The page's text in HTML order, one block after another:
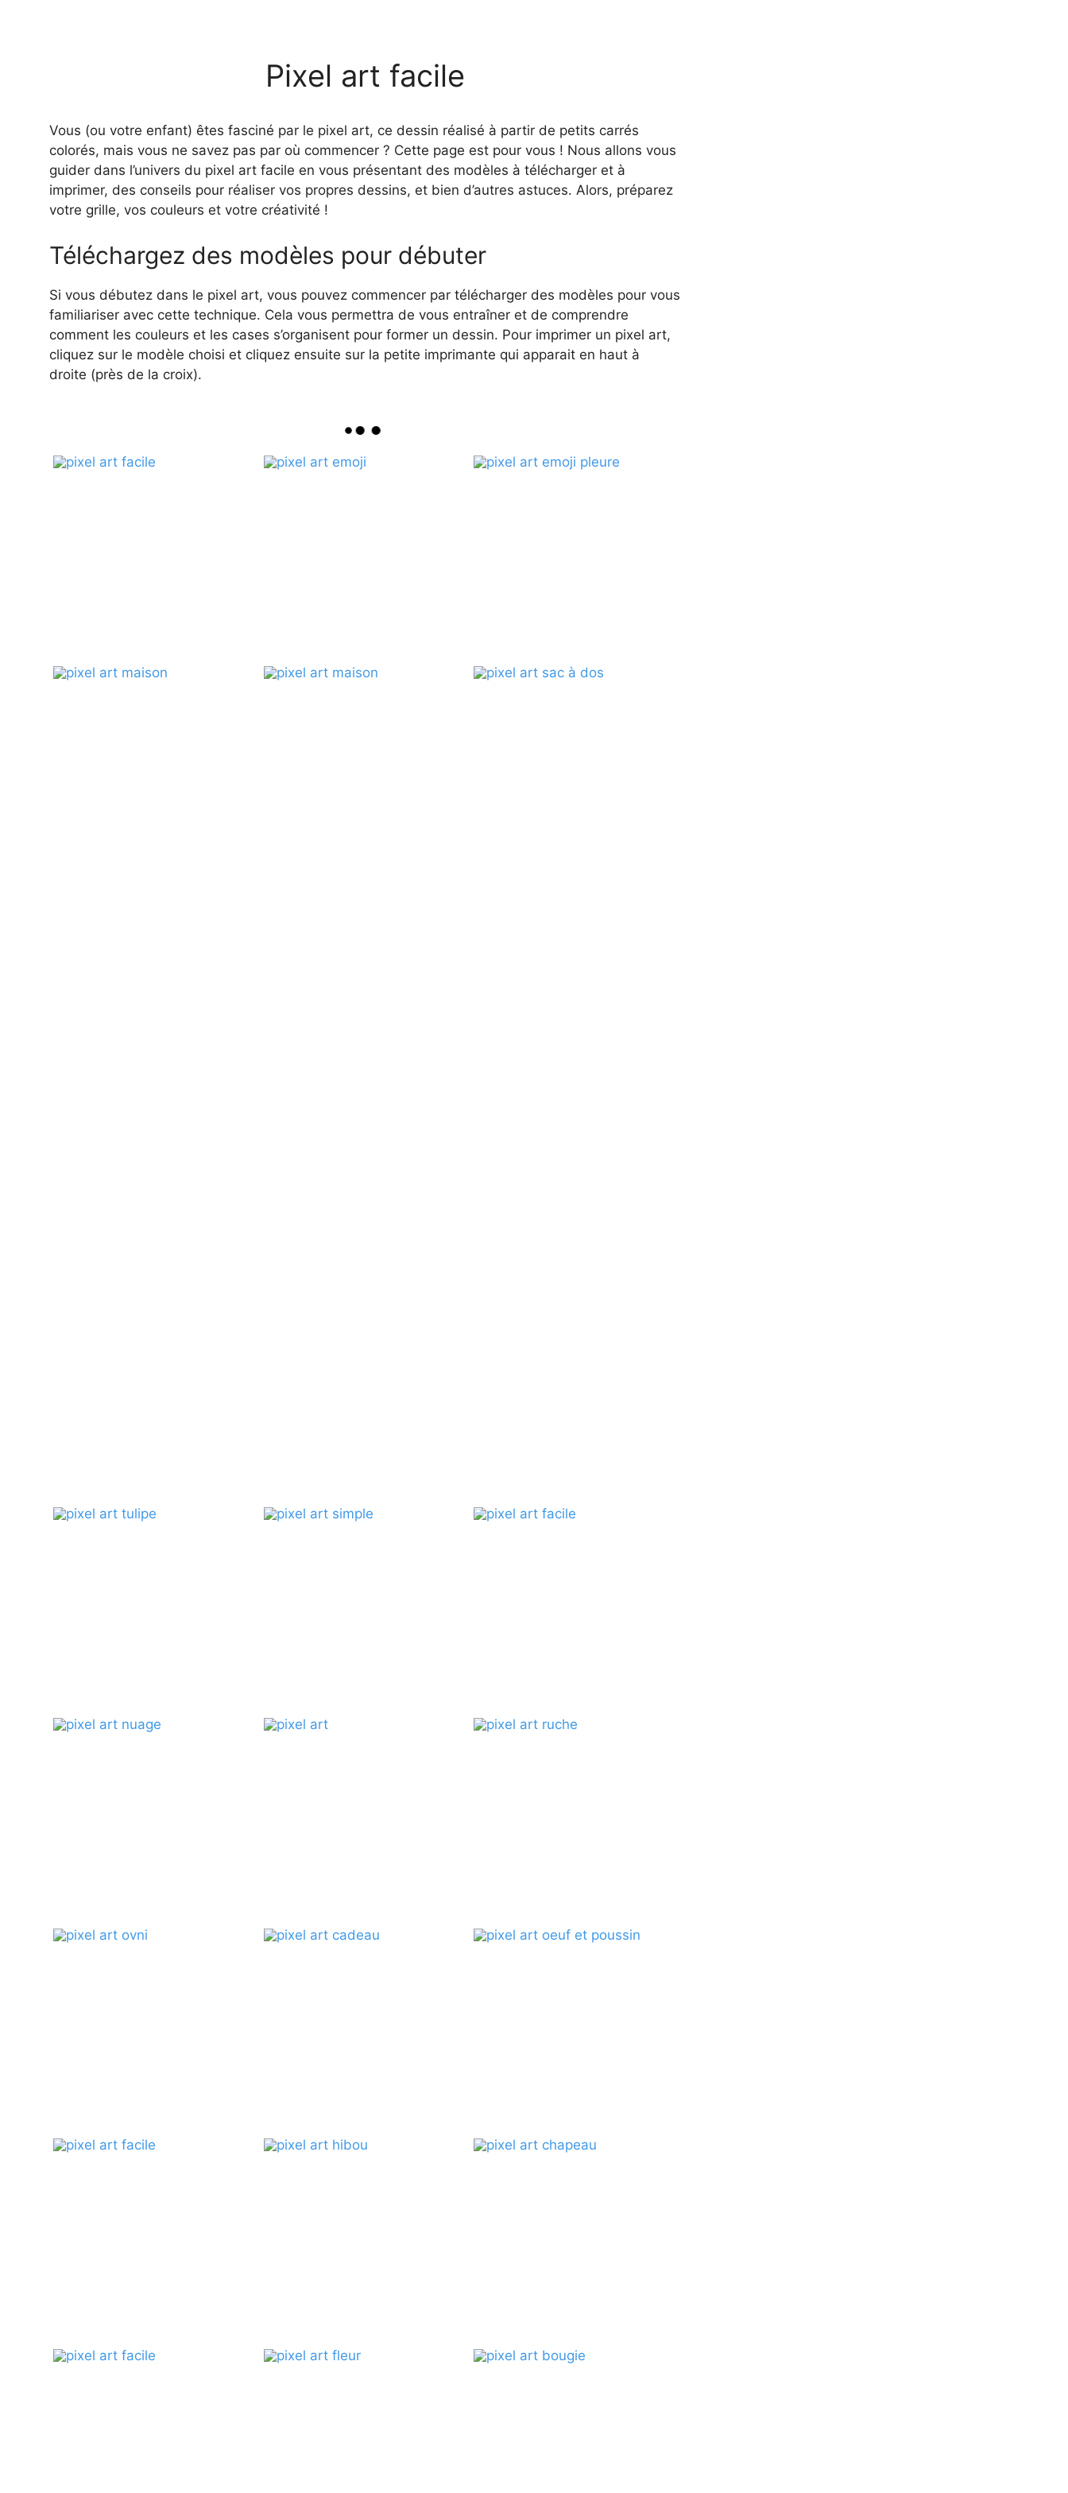
Pixel art facile
Vous (ou votre enfant) êtes fasciné par le pixel art, ce dessin réalisé à partir de petits carrés
colorés, mais vous ne savez pas par où commencer ? Cette page est pour vous ! Nous allons vous
guider dans l’univers du pixel art facile en vous présentant des modèles à télécharger et à
imprimer, des conseils pour réaliser vos propres dessins, et bien d’autres astuces. Alors, préparez
votre grille, vos couleurs et votre créativité !
Téléchargez des modèles pour débuter
Si vous débutez dans le pixel art, vous pouvez commencer par télécharger des modèles pour vous
familiariser avec cette technique. Cela vous permettra de vous entraîner et de comprendre
comment les couleurs et les cases s’organisent pour former un dessin. Pour imprimer un pixel art,
cliquez sur le modèle choisi et cliquez ensuite sur la petite imprimante qui apparait en haut à
droite (près de la croix).